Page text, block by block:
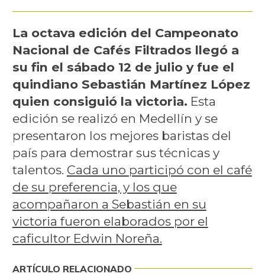
La octava edición del Campeonato
Nacional de Cafés Filtrados llegó a
su fin el sábado 12 de julio y fue el
quindiano Sebastián Martínez López
quien consiguió la victoria. Esta
edición se realizó en Medellín y se
presentaron los mejores baristas del
país para demostrar sus técnicas y
talentos. Cada uno participó con el café
de su preferencia, y los que
acompañaron a Sebastián en su
victoria fueron elaborados por el
caficultor Edwin Noreña.
ARTÍCULO RELACIONADO